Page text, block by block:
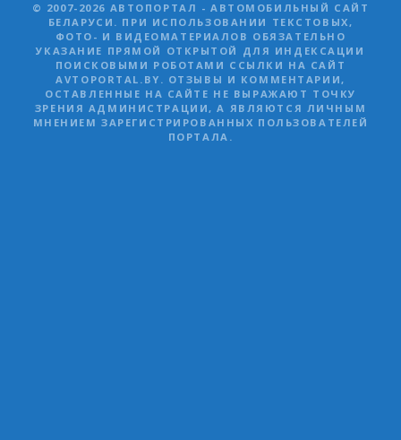
© 2007-2026 АВТОПОРТАЛ - АВТОМОБИЛЬНЫЙ САЙТ
БЕЛАРУСИ. ПРИ ИСПОЛЬЗОВАНИИ ТЕКСТОВЫХ,
ФОТО- И ВИДЕОМАТЕРИАЛОВ ОБЯЗАТЕЛЬНО
УКАЗАНИЕ ПРЯМОЙ ОТКРЫТОЙ ДЛЯ ИНДЕКСАЦИИ
ПОИСКОВЫМИ РОБОТАМИ ССЫЛКИ НА САЙТ
AVTOPORTAL.BY. ОТЗЫВЫ И КОММЕНТАРИИ,
ОСТАВЛЕННЫЕ НА САЙТЕ НЕ ВЫРАЖАЮТ ТОЧКУ
ЗРЕНИЯ АДМИНИСТРАЦИИ, А ЯВЛЯЮТСЯ ЛИЧНЫМ
МНЕНИЕМ ЗАРЕГИСТРИРОВАННЫХ ПОЛЬЗОВАТЕЛЕЙ
ПОРТАЛА.